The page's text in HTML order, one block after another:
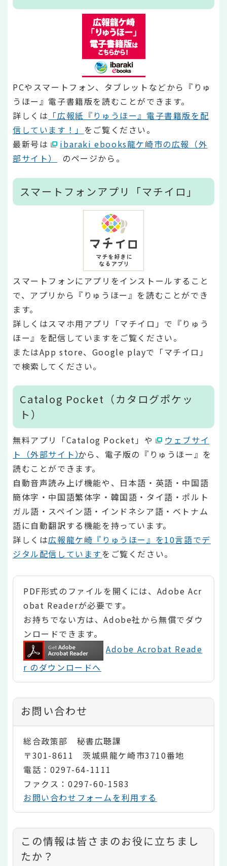
PCやスマートフォン、タブレットなどから『りゅ
うほー』電子書籍版を読むことができます。
詳しくは 「広報紙『りゅうほー』電子書籍版を配
信しています！」 をご覧ください。
最新号は
ibaraki ebooks龍ケ崎市の広報（外
部サイト）
のページから。
スマートフォンアプリ「マチイロ」
スマートフォンにアプリをインストールすること
で、アプリから『りゅうほー』を読むことができ
ます。
詳しくはスマホ用アプリ「マチイロ」で『りゅう
ほー』を配信していますをご覧ください。
またはApp store、Google playで「マチイロ」
で検索してください。
Catalog Pocket（カタログポケッ
ト）
無料アプリ「Catalog Pocket」や
ウェブサイ
ト（外部サイト）から、電子版の『りゅうほー』を
読むことができます。
自動音声読み上げ機能や、日本語・英語・中国語
簡体字・中国語繁体字・韓国語・タイ語・ポルト
ガル語・スペイン語・インドネシア語・ベトナム
語に自動翻訳する機能を持っています。
詳しくは広報龍ケ崎『りゅうほー』を10言語でデ
ジタル配信していますをご覧ください。
PDF形式のファイルを開くには、Adobe Acr
obat Readerが必要です。
お持ちでない方は、Adobe社から無償でダウ
ンロードできます。
Adobe Acrobat Reade
r のダウンロードへ
お問い合わせ
総合政策部 秘書広聴課
〒301-8611 茨城県龍ケ崎市3710番地
電話：0297-64-1111
ファクス：0297-60-1583
お問い合わせフォームを利用する
コ
ン
この情報は皆さまのお役に立ちまし
たか？